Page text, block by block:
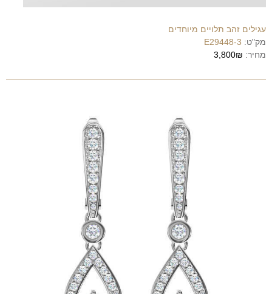
עגילים זהב תלויים מיוחדים
מק"ט: E29448-3
מחיר: 3,800₪